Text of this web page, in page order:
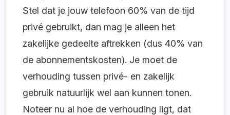
Stel dat je jouw telefoon 60% van de tijd
privé gebruikt, dan mag je alleen het
zakelijke gedeelte aftrekken (dus 40% van
de abonnementskosten). Je moet de
verhouding tussen privé- en zakelijk
gebruik natuurlijk wel aan kunnen tonen.
Noteer nu al hoe de verhouding ligt, dat